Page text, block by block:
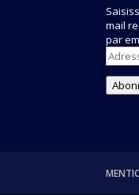
mail
par
e-
mail